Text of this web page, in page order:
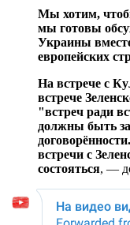
Мы хотим,
мы готовы
Украины
европейских
На встрече с
встрече
"встреч ради
должны быть
встречи с
состояться, —